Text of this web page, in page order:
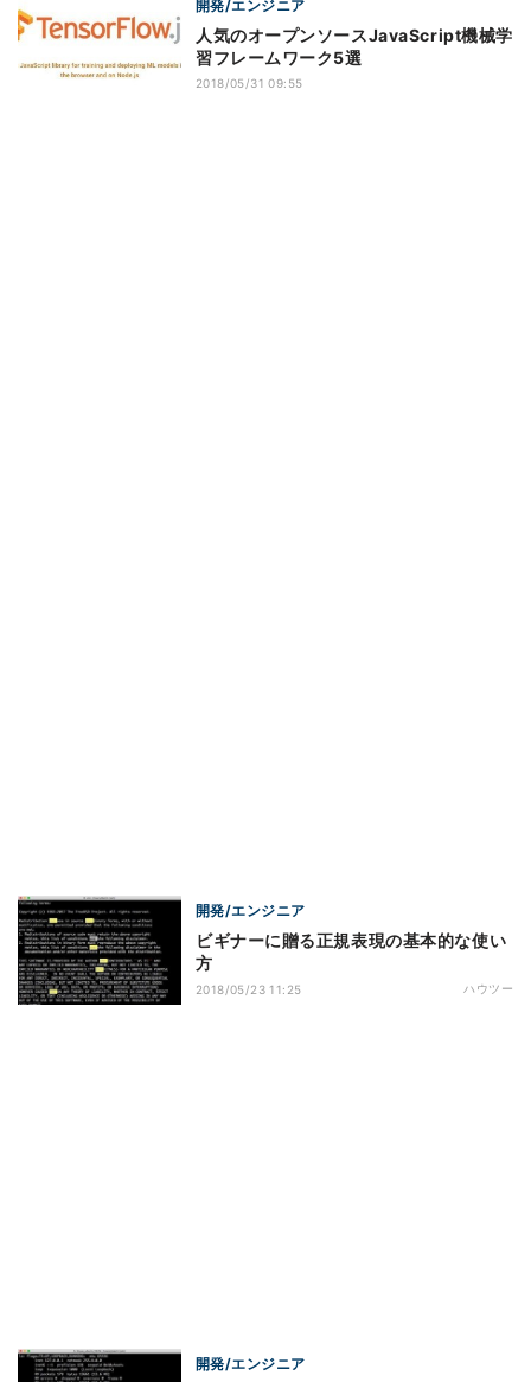
開発/エンジニア
人気のオープンソースJavaScript機械学
習フレームワーク5選
2018/05/31 09:55
開発/エンジニア
ビギナーに贈る正規表現の基本的な使い
方
2018/05/23 11:25 ハウツー
開発/エンジニア